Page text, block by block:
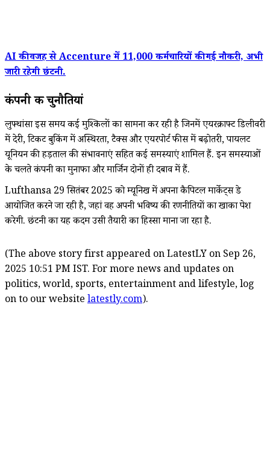
AI की वजह से Accenture में 11,000 कर्मचारियों की गई नौकरी, अभी
जारी रहेगी छंटनी.
कंपनी की चुनौतियां
लुफ्थांसा इस समय कई मुश्किलों का सामना कर रही है जिनमें एयरक्राफ्ट डिलीवरी
में देरी, टिकट बुकिंग में अस्थिरता, टैक्स और एयरपोर्ट फीस में बढ़ोतरी, पायलट
यूनियन की हड़ताल की संभावनाएं सहित कई समस्याएं शामिल हैं. इन समस्याओं
के चलते कंपनी का मुनाफा और मार्जिन दोनों ही दबाव में हैं.
Lufthansa 29 सितंबर 2025 को म्यूनिख में अपना कैपिटल मार्केट्स डे
आयोजित करने जा रही है, जहां वह अपनी भविष्य की रणनीतियों का खाका पेश
करेगी. छंटनी का यह कदम उसी तैयारी का हिस्सा माना जा रहा है.
(The above story first appeared on LatestLY on Sep 26,
2025 10:51 PM IST. For more news and updates on
politics, world, sports, entertainment and lifestyle, log
on to our website latestly.com).